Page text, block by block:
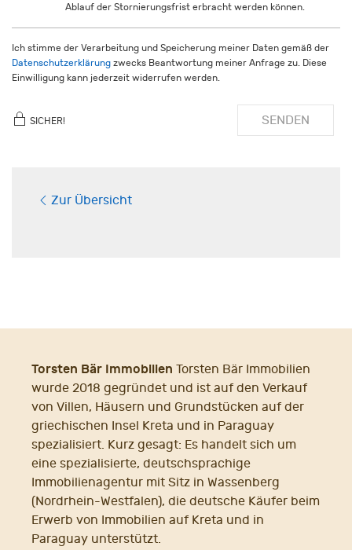
Ablauf der Stornierungsfrist erbracht werden können.
Ich stimme der Verarbeitung und Speicherung meiner Daten gemäß der
Datenschutzerklärung zwecks Beantwortung meiner Anfrage zu. Diese
Einwilligung kann jederzeit widerrufen werden.
SICHER! SENDEN
Zur Übersicht
Torsten Bär Immobilien Torsten Bär Immobilien
wurde 2018 gegründet und ist auf den Verkauf
von Villen, Häusern und Grundstücken auf der
griechischen Insel Kreta und in Paraguay
spezialisiert. Kurz gesagt: Es handelt sich um
eine spezialisierte, deutschsprachige
Immobilienagentur mit Sitz in Wassenberg
(Nordrhein-Westfalen), die deutsche Käufer beim
Erwerb von Immobilien auf Kreta und in
Paraguay unterstützt.